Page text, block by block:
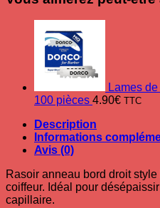
Lames
100 pièces 4.90€ TTC
Description
Informations
Avis (0)
Rasoir anneau bord droit
coiffeur. Idéal pour
capillaire.